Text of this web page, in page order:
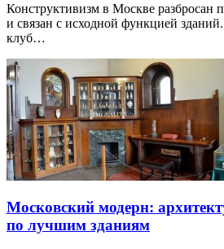
Конструктивизм в Москве разбросан
и связан с исходной функцией
клуб…
Московский модерн:
по лучшим зданиям